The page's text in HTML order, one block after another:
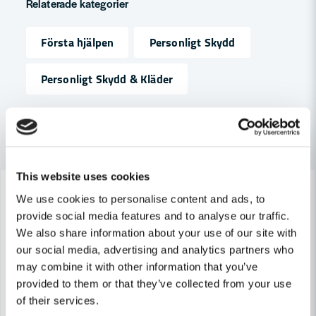
This website uses cookies
We use cookies to personalise content and ads, to
provide social media features and to analyse our traffic.
We also share information about your use of our site with
our social media, advertising and analytics partners who
may combine it with other information that you’ve
provided to them or that they’ve collected from your use
of their services.
Namn
emailMejladress
Ja, ni får publicera min fråga
Första hjälpen
Personligt Skydd
Personligt Skydd & Kläder
Andra produkter i kategorin
-21%